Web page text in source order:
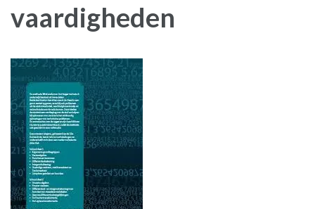
vaardigheden